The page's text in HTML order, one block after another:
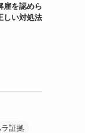
雇を認めら
しい対処法
証拠